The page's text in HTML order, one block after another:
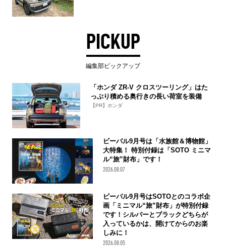
PICKUP
編集部ピックアップ
「ホンダ ZR-V クロスツーリング」はた
っぷり積める奥行きの長い荷室を装備
【PR】ホンダ
ビーパル9月号は「水族館＆博物館」
大特集！ 特別付録は「SOTO ミニマ
ル“旅”財布」です！
2026.08.07
ビーパル9月号はSOTOとのコラボ企
画「ミニマル“旅”財布」が特別付録
です！シルバーとブラックどちらが
入っているかは、開けてからのお楽
しみに！
2026.08.05